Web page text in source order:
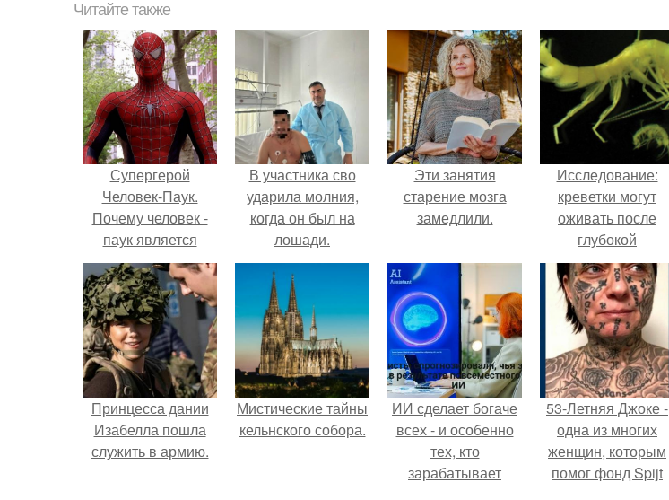
Читайте также
Супергерой
Человек-Паук.
Почему человек -
паук является
одним из
сильнейших
супергероев
вселенной Marvel?
В участника сво
ударила молния,
когда он был на
лошади.
Эти занятия
старение мозга
замедлили.
Исследование:
креветки могут
оживать после
глубокой
заморозки.
Принцесса дании
Изабелла пошла
служить в армию.
Мистические тайны
кельнского собора.
ИИ сделает богаче
всех - и особенно
тех, кто
зарабатывает
53-Летняя Джоке -
одна из многих
женщин, которым
помог фонд Spijt